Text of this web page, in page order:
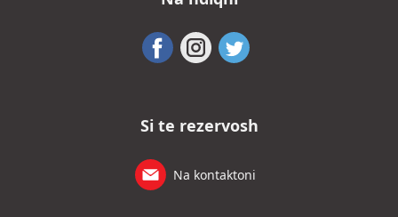
Si te rezervosh
Na kontaktoni